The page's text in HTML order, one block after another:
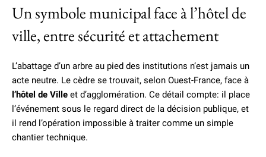
Un symbole municipal face à l’hôtel de
ville, entre sécurité et attachement
L’abattage d’un arbre au pied des institutions n’est jamais un
acte neutre. Le cèdre se trouvait, selon Ouest-France, face à
l’hôtel de Ville et d’agglomération. Ce détail compte: il place
l’événement sous le regard direct de la décision publique, et
il rend l’opération impossible à traiter comme un simple
chantier technique.